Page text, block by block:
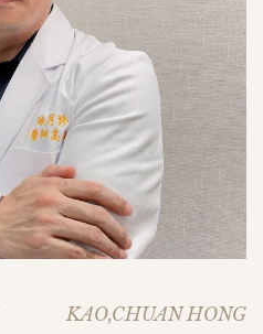
KAO,CHUAN HONG